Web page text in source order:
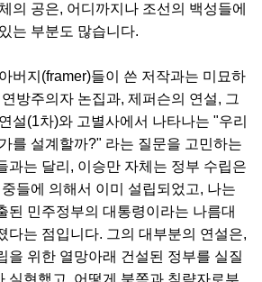
의 공은, 어디까지나 조선의 백성들에
는 부분도 많습니다.
버지(framer)들이 쓴 저작과는 미묘하
방주의자 논집과, 제퍼슨의 연설, 그
설(1차)와 고별사에서 나타나는 "우리
를 설계할까?" 라는 질문을 고민하는
과는 달리, 이승만 자체는 정부 수립은
들에 의해서 이미 설립되었고, 나는
된 민주정부의 대통령이라는 나름대
다는 점입니다. 그의 대부분의 연설은,
을 위한 열망아래 건설된 정부를 실질
실현했고, 어떻게 북쪽과 침략자로부